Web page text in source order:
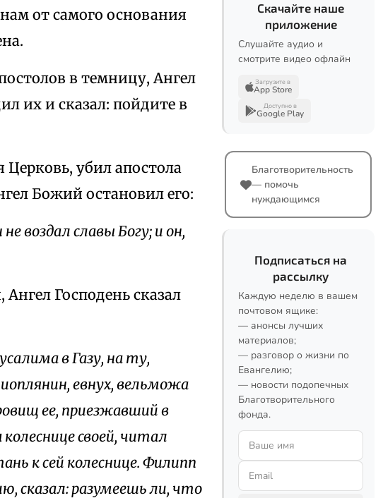
от самого основания
в темницу, Ангел
их и сказал: пойдите в
Церковь, убил апостола
Божий остановил его:
воздал славы Богу; и он,
Господень сказал
в Газу, на ту,
евнух, вельможа
ее, приезжавший в
своей, читал
к сей колеснице. Филипп
сказал: разумеешь ли, что
Скачайте наше
приложение
Слушайте аудио и
смотрите видео офлайн
Загрузите в
App Store
Доступно в
Google Play
Благотворительность
— помочь
нуждающимся
Подписаться на
рассылку
Каждую неделю в вашем
почтовом ящике:
— анонсы лучших
материалов;
— разговор о жизни по
Евангелию;
— новости подопечных
Благотворительного
фонда.